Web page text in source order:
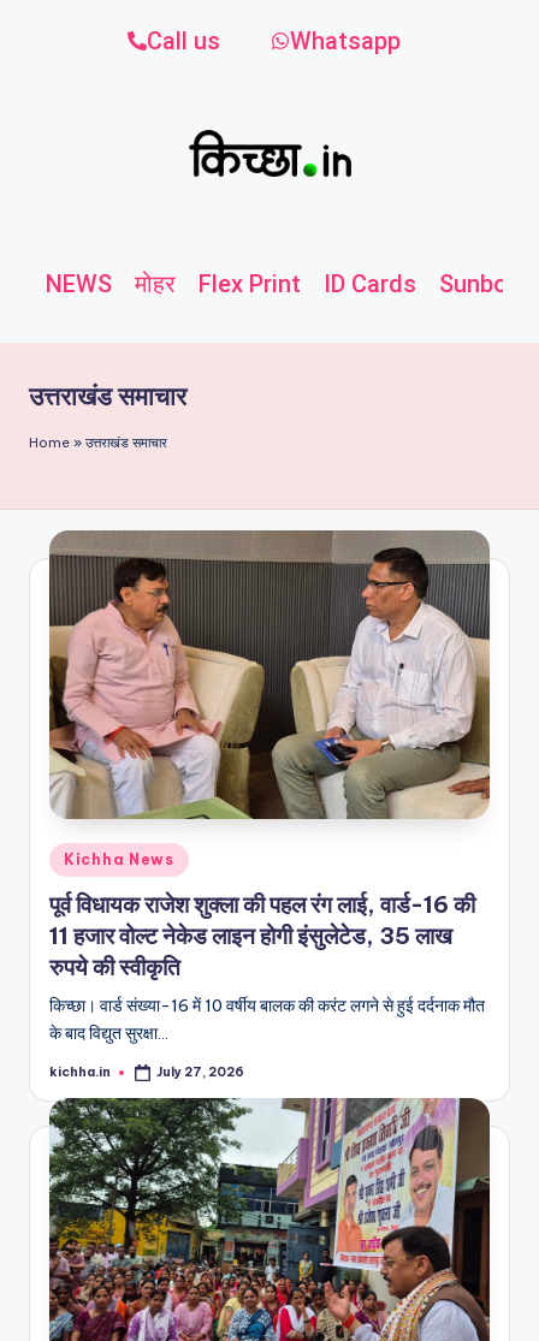
Call us Whatsapp
NEWS मोहर Flex Print ID Cards
उत्तराखंड समाचार
Home » उत्तराखंड समाचार
Kichha News
पूर्व विधायक राजेश शुक्ला की पहल रंग लाई, वार्ड-16 की
11 हजार वोल्ट नेकेड लाइन होगी इंसुलेटेड, 35 लाख
रुपये की स्वीकृति
किच्छा। वार्ड संख्या-16 में 10 वर्षीय बालक की करंट लगने से हुई दर्दनाक मौत
के बाद विद्युत सुरक्षा…
kichha.in July 27, 2026